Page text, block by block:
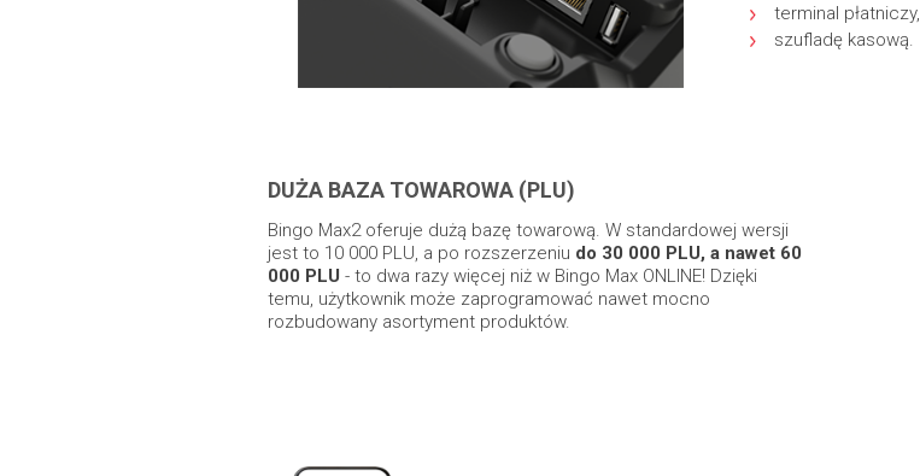
terminal płatniczy,
szufladę kasową.
DUŻA BAZA TOWAROWA (PLU)
Bingo Max2 oferuje dużą bazę towarową. W standardowej wersji
jest to 10 000 PLU, a po rozszerzeniu do 30 000 PLU, a nawet 60
000 PLU - to dwa razy więcej niż w Bingo Max ONLINE! Dzięki
temu, użytkownik może zaprogramować nawet mocno
rozbudowany asortyment produktów.